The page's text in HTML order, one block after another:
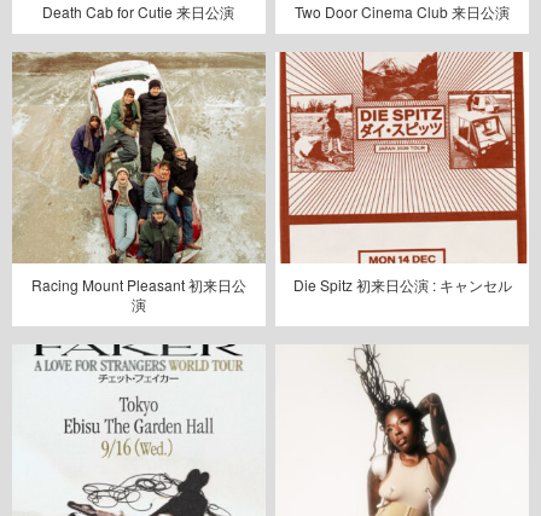
Death Cab for Cutie 来日公演 Two Door Cinema Club 来日公演
Racing Mount Pleasant 初来日公
演
Die Spitz 初来日公演 : キャンセル